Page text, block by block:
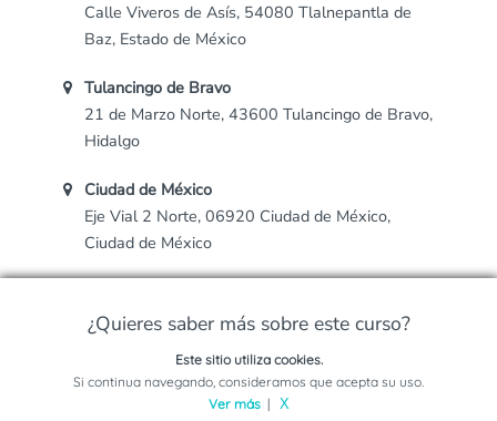
Calle Viveros de Asís, 54080 Tlalnepantla de
Baz, Estado de México
Tulancingo de Bravo
21 de Marzo Norte, 43600 Tulancingo de Bravo,
Hidalgo
Ciudad de México
Eje Vial 2 Norte, 06920 Ciudad de México,
Ciudad de México
, 56643 San Marcos Huixtoco, Estado de México
Otros campuses de Universidad ETAC
¿Quieres saber más sobre este curso?
Solicita información sobre este programa
Este sitio utiliza cookies.
Si continua navegando, consideramos que acepta su uso.
Ver más| X